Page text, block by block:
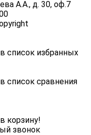
А.А., д. 30, оф.7
список избранных
список сравнения
корзину!
звонок